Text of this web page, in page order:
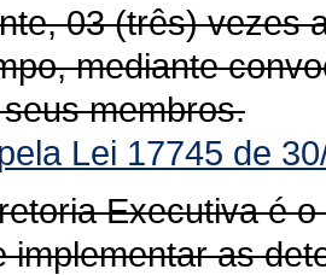
03 (três) vezes
mediante
membros.
Lei 17745 de
Executiva é
implementar as